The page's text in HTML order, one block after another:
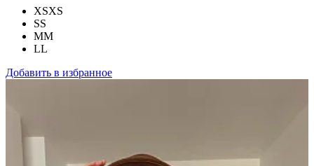
XSXS
SS
MM
LL
Добавить в избранное